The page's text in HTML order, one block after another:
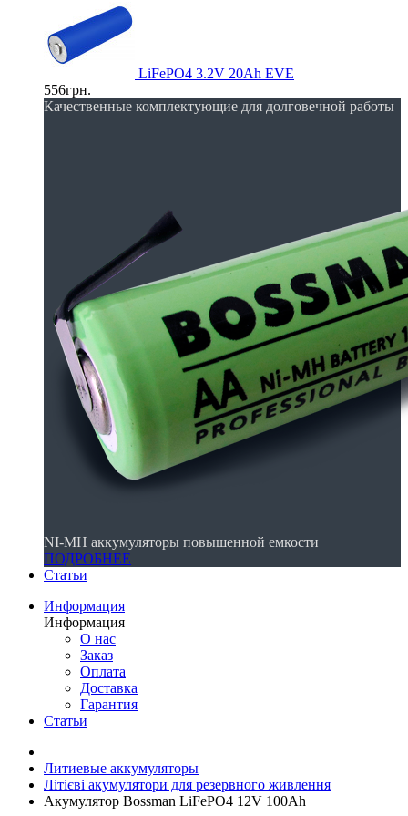
LiFePO4 3.2V 20Ah EVE
556грн.
Качественные комплектующие для долговечной работы
NI-MH аккумуляторы повышенной емкости
ПОДРОБНЕЕ
Статьи
Информация
Информация
О нас
Заказ
Оплата
Доставка
Гарантия
Статьи
Литиевые аккумуляторы
Літієві акумулятори для резервного живлення
Акумулятор Bossman LiFePO4 12V 100Ah